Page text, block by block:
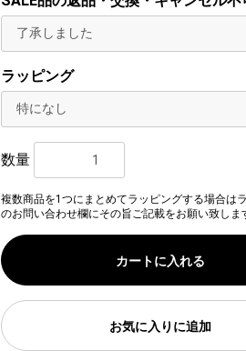
ラッピング
数量
複数商品を1つにまとめてラッピングする場合は
のお問い合わせ欄にその旨ご記載をお願い致しま
カートに入れる
お気に入りに追加